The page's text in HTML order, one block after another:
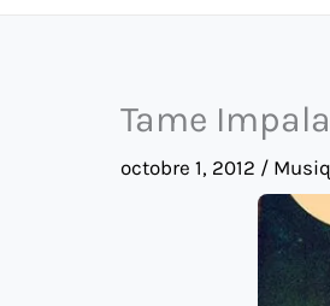
Tame
octobre 1, 2012 /